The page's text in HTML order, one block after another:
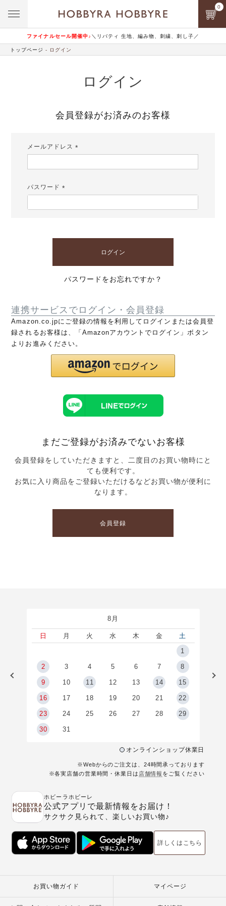
ファイナルセール開催中♪ ＼リバティ 生地、編み物、刺繍、刺し子／
0
トップページ ログイン
ログイン
会員登録がお済みのお客様
メールアドレス
パスワード
ログイン
パスワードをお忘れですか？
連携サービスでログイン・会員登録
Amazon.co.jpにご登録の情報を利用してログインまたは会員登
録されるお客様は、「Amazonアカウントでログイン」ボタン
よりお進みください。
まだご登録がお済みでないお客様
会員登録をしていただきますと、二度目のお買い物時にと
ても便利です。
お気に入り商品をご登録いただけるなどお買い物が便利に
なります。
会員登録
8月
日 月 火 水 木 金
土
1
2 3 4 5 6 7 8
9 10 11 12 13 14 15
16 17 18 19 20 21 22
23 24 25 26 27 28 29
30 31
オンラインショップ休業日
※Webからのご注文は、24時間承っております
※各実店舗の営業時間・休業日は 店舗情報 をご覧ください
ホビーラホビーレ
公式アプリで最新情報をお届け！
サクサク見られて、楽しいお買い物♪
詳しくはこちら
お買い物ガイド マイページ